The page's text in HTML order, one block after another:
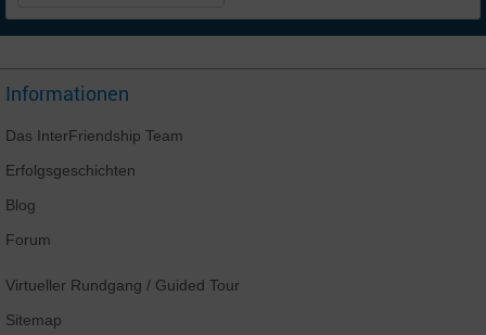
Informationen
Das InterFriendship Team
Erfolgsgeschichten
Blog
Forum
Virtueller Rundgang / Guided Tour
Sitemap